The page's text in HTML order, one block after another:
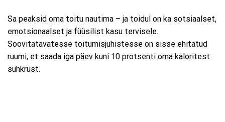
Sa peaksid oma toitu nautima – ja toidul on ka sotsiaalset,
emotsionaalset ja füüsilist kasu tervisele.
Soovitatavatesse toitumisjuhistesse on sisse ehitatud
ruumi, et saada iga päev kuni 10 protsenti oma kaloritest
suhkrust.